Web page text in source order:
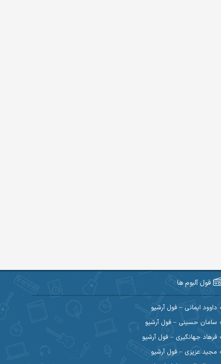
فول آلبوم ها
داوود ایمانی – فول آرشیو
سامان حسینی – فول آرشیو
فرهاد جهانگیری – فول آرشیو
مجید عزیزی – فول آرشیو